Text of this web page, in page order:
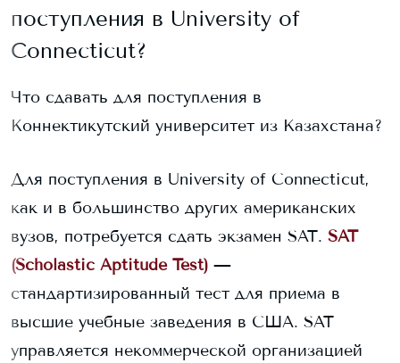
поступления в University of
Connecticut?
Что сдавать для поступления в
Коннектикутский университет из Казахстана?
Для поступления в University of Connecticut,
как и в большинство других американских
вузов, потребуется сдать экзамен SAT. SAT
(Scholastic Aptitude Test) —
стандартизированный тест для приема в
высшие учебные заведения в США. SAT
управляется некоммерческой организацией